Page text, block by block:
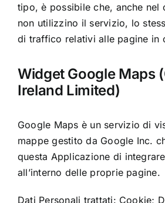
tipo, è possibile che, anche nel
non utilizzino il servizio, lo
di traffico relativi alle pagine in
Widget Google Maps
Ireland Limited)
Google Maps è un servizio di
mappe gestito da Google Inc.
questa Applicazione di
all’interno delle proprie pagine.
Dati Personali trattati: Cookie;